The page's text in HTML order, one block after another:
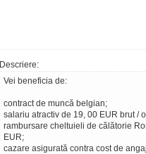
Descriere:
Vei beneficia de:
contract de muncă belgian;
salariu atractiv de 19, 00 EUR brut /
rambursare cheltuieli de călătorie
EUR;
cazare asigurată contra cost de